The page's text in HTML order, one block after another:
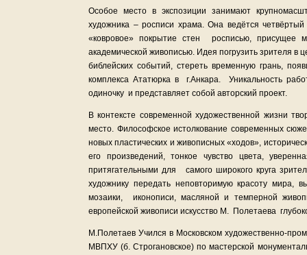
Особое место в экспозиции занимают
художника – росписи храма. Она ведётся
«ковровое» покрытие стен росписью, присущее
академической живописью. Идея погрузить зрителя в
библейских событий, стереть временную грань,
комплекса Ататюрка в г.Анкара. Уникальность
одиночку и представляет собой авторский проект.
В контексте современной художественной жизни
место. Философское истолкование современных
новых пластических и живописных «ходов»,
его произведений, тонкое чувство цвета,
притягательными для самого широкого круга
художнику передать неповторимую красоту мира,
мозаики, иконописи, масляной и темперной
европейской живописи искусство М. Полетаева
М.Полетаев Учился в Московском художественно-
МВПХУ (б. Строгановское) по мастерской